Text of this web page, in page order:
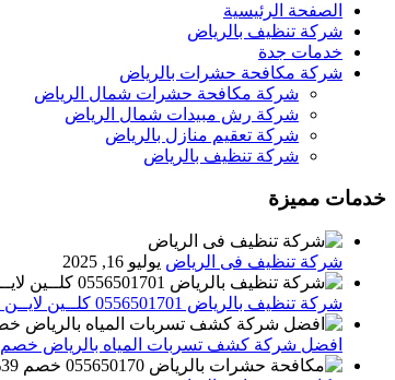
الصفحة الرئيسية
شركة تنظيف بالرياض
خدمات جدة
شركة مكافحة حشرات بالرياض
شركة مكافحة حشرات شمال الرياض
شركة رش مبيدات شمال الرياض
شركة تعقيم منازل بالرياض
شركة تنظيف بالرياض
خدمات مميزة
شركة تنظيف فى الرياض يوليو 16, 2025
شركة تنظيف بالرياض 0556501701 كلــين لايــن خصم 39% تنظيف وتعقيم المنازل باحدث الاجهزة
افضل شركة كشف تسربات المياه بالرياض خصم 39% اطلب الان 0556501701‬‏ – تقارير معتمدة